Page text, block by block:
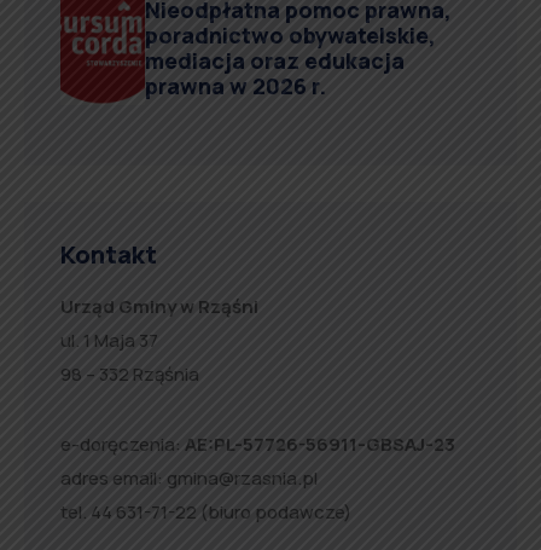
Nieodpłatna pomoc prawna,
poradnictwo obywatelskie,
mediacja oraz edukacja
prawna w 2026 r.
Kontakt
Urząd Gminy w Rząśni
ul. 1 Maja 37
98 – 332 Rząśnia
e-doręczenia: AE:PL-57726-56911-GBSAJ-23
adres email: gmina@rzasnia.pl
tel. 44 631-71-22 (biuro podawcze)